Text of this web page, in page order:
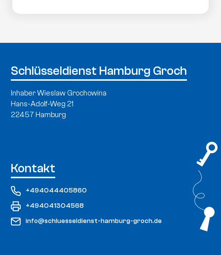
Schlüsseldienst Hamburg Groch
Inhaber Wieslaw Grochowina
Hans-Adolf-Weg 21
22457 Hamburg
Kontakt
+494044405860
+494041304568
info@schluesseldienst-hamburg-groch.de